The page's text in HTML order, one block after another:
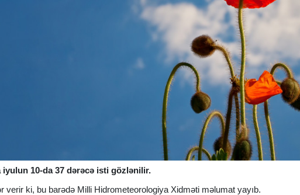
iyulun 10-da 37 dərəcə isti gözlənilir.
verir ki, bu barədə Milli Hidrometeorologiya Xidməti məlumat yayıb.